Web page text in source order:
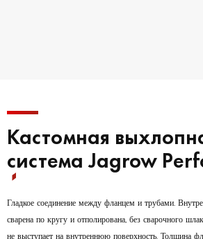
Кастомная
система Jagrow
Гладкое соединение между фланцем и трубами.
сварена по кругу и отполирована, без сварочного
не выступает на внутреннюю поверхность. Толщина